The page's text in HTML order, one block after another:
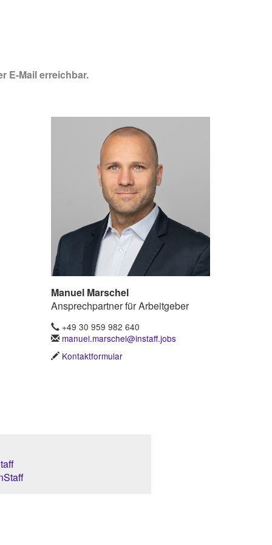
E-Mail erreichbar.
Manuel Marschel
Ansprechpartner für Arbeitgeber
+49 30 959 982 640
manuel.marschel@instaff.jobs
Kontaktformular